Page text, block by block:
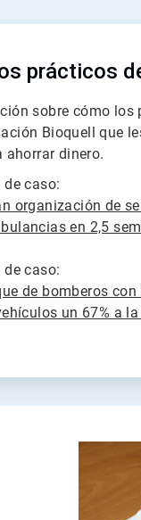
prácticos
sobre cómo los
Bioquell que
ahorrar dinero.
de caso:
organización de
en 2,5
de caso:
de bomberos
un 67% a